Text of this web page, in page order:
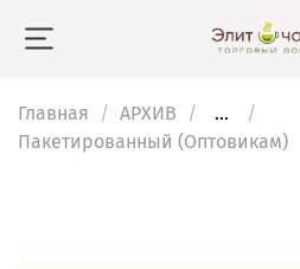
Главная АРХИВ
...
Пакетированный (Оптовикам)